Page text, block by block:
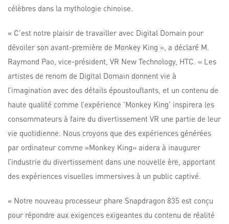
célèbres dans la mythologie chinoise.
« C’est notre plaisir de travailler avec Digital Domain pour
dévoiler son avant-première de Monkey King », a déclaré M.
Raymond Pao, vice-président, VR New Technology, HTC. « Les
artistes de renom de Digital Domain donnent vie à
l’imagination avec des détails époustouflants, et un contenu de
haute qualité comme l’expérience 'Monkey King' inspirera les
consommateurs à faire du divertissement VR une partie de leur
vie quotidienne. Nous croyons que des expériences générées
par ordinateur comme «Monkey King» aidera à inaugurer
l’industrie du divertissement dans une nouvelle ère, apportant
des expériences visuelles immersives à un public captivé.
« Notre nouveau processeur phare Snapdragon 835 est conçu
pour répondre aux exigences exigeantes du contenu de réalité